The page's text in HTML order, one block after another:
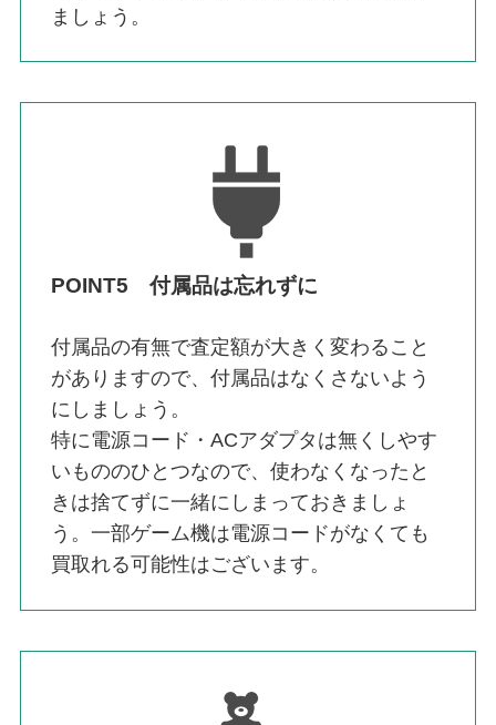
ましょう。
POINT5 付属品は忘れずに
付属品の有無で査定額が大きく変わること
がありますので、付属品はなくさないよう
にしましょう。
特に電源コード・ACアダプタは無くしやす
いもののひとつなので、使わなくなったと
きは捨てずに一緒にしまっておきましょ
う。一部ゲーム機は電源コードがなくても
買取れる可能性はございます。